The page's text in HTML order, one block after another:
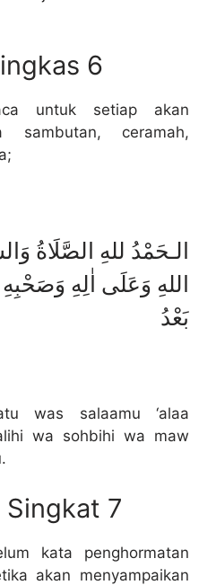
6
untuk setiap akan
sambutan, ceramah,
الـحَمْدُ للهِ الصَّلَاةُ
اللهِ وَعَلَى اٰلِهِ وَصَحْبِهِ
بَعْدُ
was salaamu ‘alaa
wa sohbihi wa maw
Singkat 7
kata penghormatan
akan menyampaikan